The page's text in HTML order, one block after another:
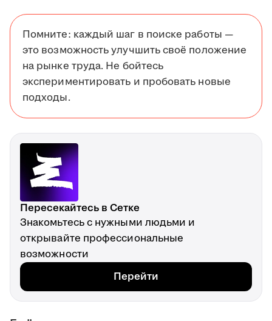
Помните: каждый шаг в поиске работы —
это возможность улучшить своё положение
на рынке труда. Не бойтесь
экспериментировать и пробовать новые
подходы.
Пересекайтесь в Сетке
Знакомьтесь с нужными людьми и
открывайте профессиональные
возможности
Перейти